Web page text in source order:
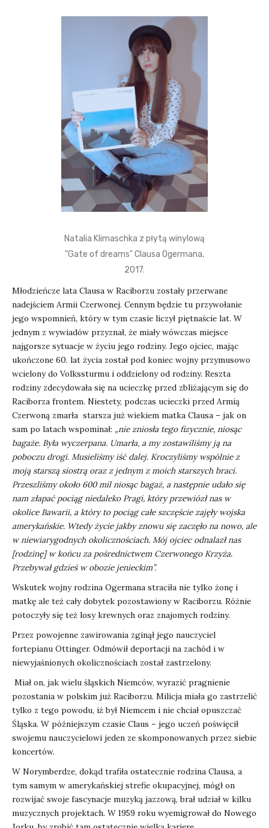
Natalia Klimaschka z płytą winylową
"Gate of dreams" Clausa Ogermana,
2017.
Młodzieńcze lata Clausa w Raciborzu zostały przerwane
nadejściem Armii Czerwonej. Cennym będzie tu przywołanie
jego wspomnień, który w tym czasie liczył piętnaście lat. W
jednym z wywiadów przyznał, że miały wówczas miejsce
najgorsze sytuacje w życiu jego rodziny. Jego ojciec, mając
ukończone 60. lat życia został pod koniec wojny przymusowo
wcielony do Volkssturmu i oddzielony od rodziny. Reszta
rodziny zdecydowała się na ucieczkę przed zbliżającym się do
Raciborza frontem. Niestety, podczas ucieczki przed Armią
Czerwoną zmarła starsza już wiekiem matka Clausa – jak on
sam po latach wspominał: „nie zniosła tego fizycznie, niosąc
bagaże. Była wyczerpana. Umarła, a my zostawiliśmy ją na
poboczu drogi. Musieliśmy iść dalej. Kroczyliśmy wspólnie z
moją starszą siostrą oraz z jednym z moich starszych braci.
Przeszliśmy około 600 mil niosąc bagaż, a następnie udało się
nam złapać pociąg niedaleko Pragi, który przewiózł nas w
okolice Bawarii, a który to pociąg całe szczęście zajęły wojska
amerykańskie. Wtedy życie jakby znowu się zaczęło na nowo, ale
w niewiarygodnych okolicznościach. Mój ojciec odnalazł nas
[rodzinę] w końcu za pośrednictwem Czerwonego Krzyża.
Przebywał gdzieś w obozie jenieckim”.
Wskutek wojny rodzina Ogermana straciła nie tylko żonę i
matkę ale też cały dobytek pozostawiony w Raciborzu. Różnie
potoczyły się też losy krewnych oraz znajomych rodziny.
Przez powojenne zawirowania zginął jego nauczyciel
fortepianu Ottinger. Odmówił deportacji na zachód i w
niewyjaśnionych okolicznościach został zastrzelony.
Miał on, jak wielu śląskich Niemców, wyrazić pragnienie
pozostania w polskim już Raciborzu. Milicja miała go zastrzelić
tylko z tego powodu, iż był Niemcem i nie chciał opuszczać
Śląska. W późniejszym czasie Claus – jego uczeń poświęcił
swojemu nauczycielowi jeden ze skomponowanych przez siebie
koncertów.
W Norymberdze, dokąd trafiła ostatecznie rodzina Clausa, a
tym samym w amerykańskiej strefie okupacyjnej, mógł on
rozwijać swoje fascynacje muzyką jazzową, brał udział w kilku
muzycznych projektach. W 1959 roku wyemigrował do Nowego